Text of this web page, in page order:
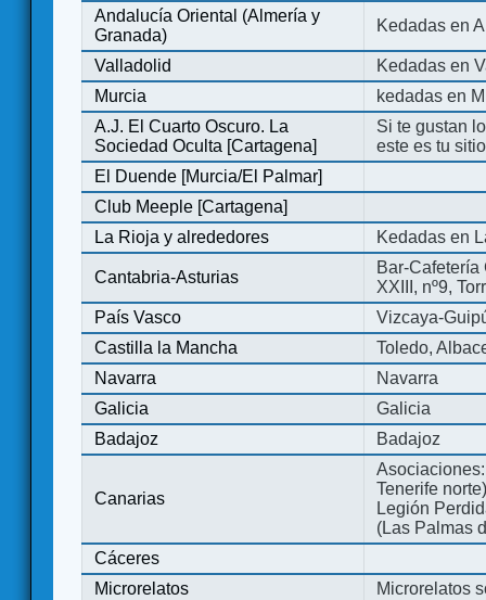
Andalucía Oriental (Almería y
Granada)
Kedadas en
Valladolid
Kedadas en
Murcia
kedadas en
A.J. El Cuarto Oscuro. La
Sociedad Oculta [Cartagena]
Si te gustan
este es tu
El Duende [Murcia/El Palmar]
Club Meeple [Cartagena]
La Rioja y alrededores
Kedadas en
Cantabria-Asturias
Bar-
XXIII, nº9,
País Vasco
Vizcaya-
Castilla la Mancha
Toledo,
Navarra
Navarra
Galicia
Galicia
Badajoz
Badajoz
Canarias
Tenerife
Legión
(Las Palmas
Cáceres
Microrelatos
Microrelatos